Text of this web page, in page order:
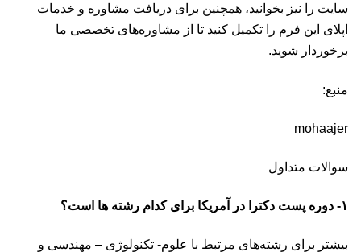
سایت را نیز بخوانید، همچنین برای دریافت مشاوره و خدمات
اپلای این فرم را تکمیل کنید تا از مشاوره‌های تخصصی ما
برخوردار شوید.
منبع:
mohaajer
سوالات متداول
۱- دوره پست دکترا در آمریکا برای کدام رشته ها است؟
بیشتر برای رشته‌های مرتبط با علوم- تکنولوژی – مهندسی و